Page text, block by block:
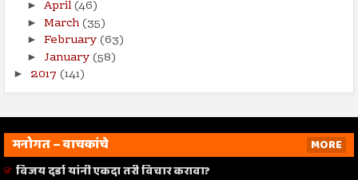
► April(46)
► March(35)
► February(63)
► January(58)
► 2017 (141)
मनोगत – वाचकांचे
MORE
विजय दर्डा यांनी एकदा तरी विचार करावा?